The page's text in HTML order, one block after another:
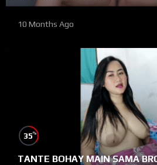
10 Months Ago
35%
TANTE BOHAY MAIN SAMA